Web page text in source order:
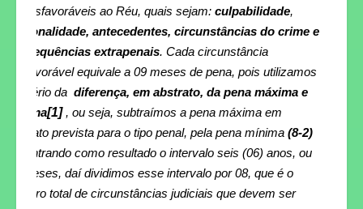
05 desfavoráveis ao Réu, quais sejam:culpabilidade,
personalidade, antecedentes, circunstâncias do crime e
consequências extrapenais. Cada circunstância
desfavorável equivale a 09 meses de pena,pois utilizamos
o critério da diferença, em abstrato, da pena máxima e
mínima[1] , ou seja,subtraímos a pena máxima em
abstrato prevista para o tipo penal, pela pena mínima(8-2)
encontrando como resultado o intervalo seis (06) anos, ou
72 meses, daí dividimos esse intervalo por 08, que é o
número total de circunstâncias judiciais que devem ser